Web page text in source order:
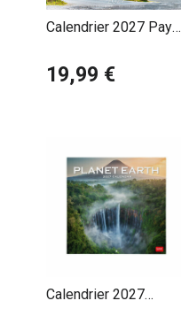
Calendrier 2027 Pays
19,99 €
Calendrier 2027